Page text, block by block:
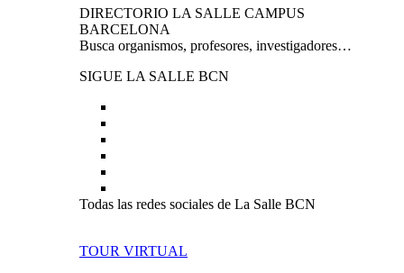
DIRECTORIO LA SALLE CAMPUS
BARCELONA
Busca organismos, profesores, investigadores…
SIGUE LA SALLE BCN
Todas las redes sociales de La Salle BCN
TOUR VIRTUAL